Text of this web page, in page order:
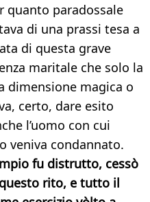
quanto paradossale
di una prassi tesa a
di questa grave
maritale che solo la
dimensione magica o
certo, dare esito
l’uomo con cui
veniva condannato.
fu distrutto, cessò
rito, e tutto il